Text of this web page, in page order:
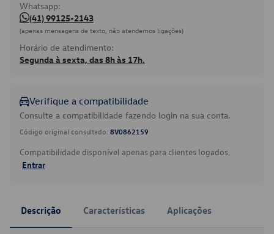
Whatsapp:
(41) 99125-2143
(apenas mensagens de texto, não atendemos ligações)
Horário de atendimento:
Segunda à sexta, das 8h às 17h.
Verifique a compatibilidade
Consulte a compatibilidade fazendo login na sua conta.
Código original consultado: 8V0862159
Compatibilidade disponível apenas para clientes logados.
Entrar
Descrição Características Aplicações